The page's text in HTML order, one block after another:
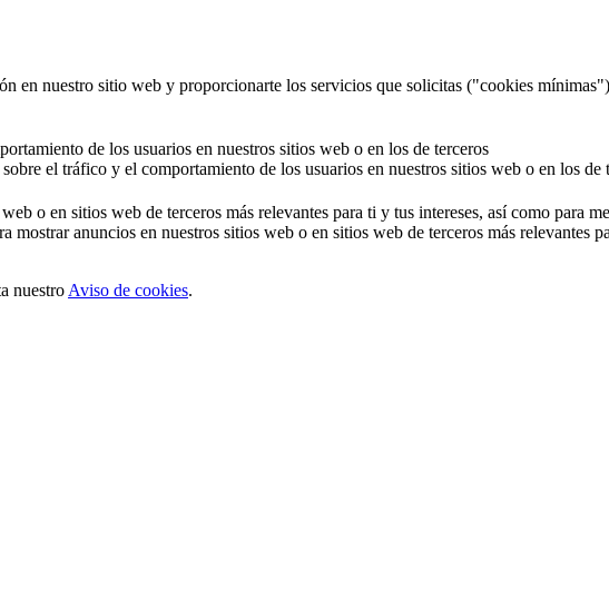
en nuestro sitio web y proporcionarte los servicios que solicitas ("cookies
de los usuarios en nuestros sitios web o en los de terceros
el tráfico y el comportamiento de los usuarios en nuestros sitios web o en los de
o en sitios web de terceros más relevantes para ti y tus intereses, así como para
mostrar anuncios en nuestros sitios web o en sitios web de terceros más relevantes
nuestro Aviso de cookies.